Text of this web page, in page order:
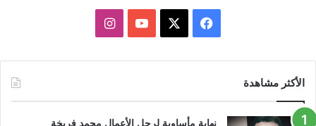
فيسبوك يوتيوبانستقرام
الأكثر مشاهدة
نهاية مأساوية لرجل الأعمال محمد فريخة